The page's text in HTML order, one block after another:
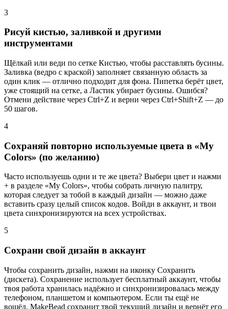
3
Рисуй кистью, заливкой и другими
инструментами
Щёлкай или веди по сетке Кистью, чтобы расставлять бусины.
Заливка (ведро с краской) заполняет связанную область за
один клик — отлично подходит для фона. Пипетка берёт цвет,
уже стоящий на сетке, а Ластик убирает бусины. Ошибся?
Отмени действие через Ctrl+Z и верни через Ctrl+Shift+Z — до
50 шагов.
4
Сохраняй повторно используемые цвета в «My
Colors» (по желанию)
Часто используешь одни и те же цвета? Выбери цвет и нажми
+ в разделе «My Colors», чтобы собрать личную палитру,
которая следует за тобой в каждый дизайн — можно даже
вставить сразу целый список кодов. Войди в аккаунт, и твои
цвета синхронизируются на всех устройствах.
5
Сохрани свой дизайн в аккаунт
Чтобы сохранить дизайн, нажми на иконку Сохранить
(дискета). Сохранение использует бесплатный аккаунт, чтобы
твоя работа хранилась надёжно и синхронизировалась между
телефоном, планшетом и компьютером. Если ты ещё не
вошёл, MakeBead сохранит твой текущий дизайн и вернёт его